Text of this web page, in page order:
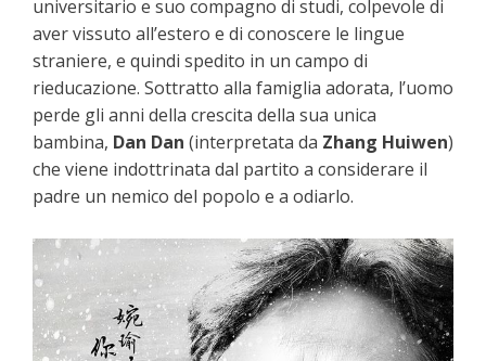
universitario e suo compagno di studi, colpevole di
aver vissuto all’estero e di conoscere le lingue
straniere, e quindi spedito in un campo di
rieducazione. Sottratto alla famiglia adorata, l’uomo
perde gli anni della crescita della sua unica
bambina, Dan Dan (interpretata da Zhang Huiwen)
che viene indottrinata dal partito a considerare il
padre un nemico del popolo e a odiarlo.